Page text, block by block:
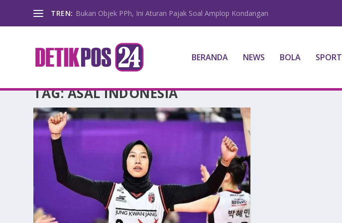
TREN: Bukan Objek PPh, Ini Aturan Pajak Soal Amplop Kondangan
BERANDA NEWS BOLA SPORT
TAG:ASAL INDONESIA